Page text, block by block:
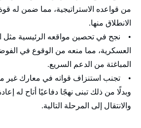
من قواعده الاستراتيجية، مما ضمن له
الانطلاق منها.
• نجح في تحصين مواقعه الرئيسية مثل
العسكرية، مما منعه من الوقوع في
المباغتة من الدعم السريع.
• تجنب استنزاف قواته في معارك غير
وبدلًا من ذلك تبنى نهجًا دفاعيًا أتاح له
والانتقال إلى المرحلة التالية.